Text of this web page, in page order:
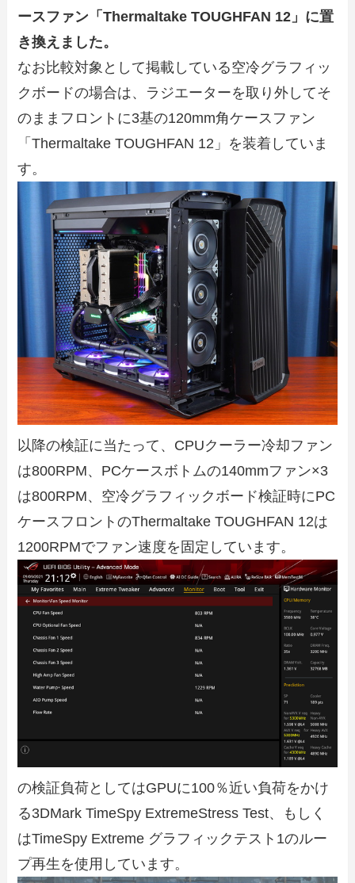
ースファン「Thermaltake TOUGHFAN 12」に置
き換えました。
なお比較対象として掲載している空冷グラフィッ
クボードの場合は、ラジエーターを取り外してそ
のままフロントに3基の120mm角ケースファン
「Thermaltake TOUGHFAN 12」を装着していま
す。
以降の検証に当たって、CPUクーラー冷却ファン
は800RPM、PCケースボトムの140mmファン×3
は800RPM、空冷グラフィックボード検証時にPC
ケースフロントのThermaltake TOUGHFAN 12は
1200RPMでファン速度を固定しています。
の検証負荷としてはGPUに100％近い負荷をかけ
る3DMark TimeSpy ExtremeStress Test、もしく
はTimeSpy Extreme グラフィックテスト1のルー
プ再生を使用しています。